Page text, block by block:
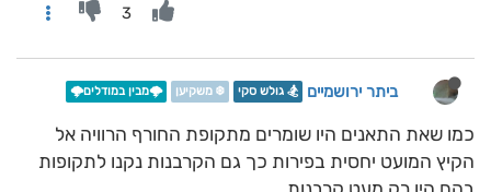
3
ביתר ירושמיים 🏂 גולש סקי ❄️ משקיען 🌩️מבין במודלים🌩️
כמו שאת התאנים היו שומרים מתקופת החורף הרוויה אל
הקיץ המועט יחסית בפירות כך גם הקרבנות נקנו לתקופות